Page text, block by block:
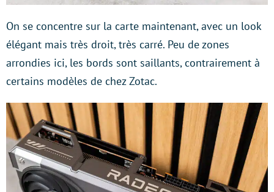
On se concentre sur la carte maintenant, avec un look
élégant mais très droit, très carré. Peu de zones
arrondies ici, les bords sont saillants, contrairement à
certains modèles de chez Zotac.